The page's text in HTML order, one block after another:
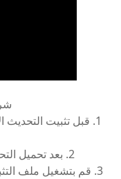
1. قبل تثبيت
2. بعد تحميل التحديث الاول استخرج ملف التثبيت
3. قم بتشغيل ملف التثبيت واختر مكان فولدر لعبة بيس 2013